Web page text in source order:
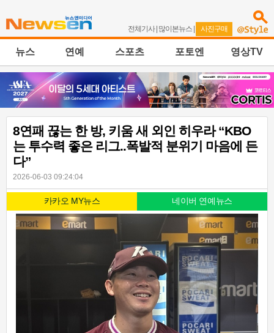
전체기사| 많이본뉴스 | 사진구매
뉴스 연예 스포츠 포토엔 영상TV
8연패 끊는 한 방, 키움 새 외인 히우라 “KBO
는 투수력 좋은 리그..폭발적 분위기 마음에 든
다”
2026-06-03 09:24:04
카카오 MY뉴스 네이버 연예뉴스